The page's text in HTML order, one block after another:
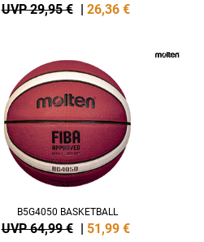
UVP 29,95 € | 26,36 €
B5G4050 BASKETBALL
UVP 64,99 € | 51,99 €